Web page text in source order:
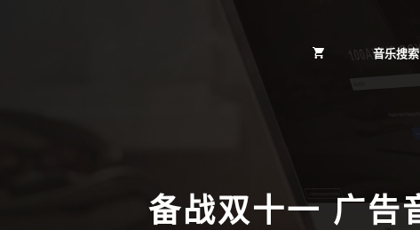
音乐搜索
备战双十一 广告